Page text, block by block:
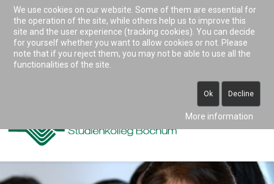
Accessibility & Tools
0234 938 82 0 (vormittags)
We use cookies on our website. Some of them are essential for
the operation of the site, while others help us to improve this
site and the user experience (tracking cookies). You can decide
for yourself whether you want to allow cookies or not. Please
note that if you reject them, you may not be able to use all the
functionalities of the site.
Ok Decline
More information